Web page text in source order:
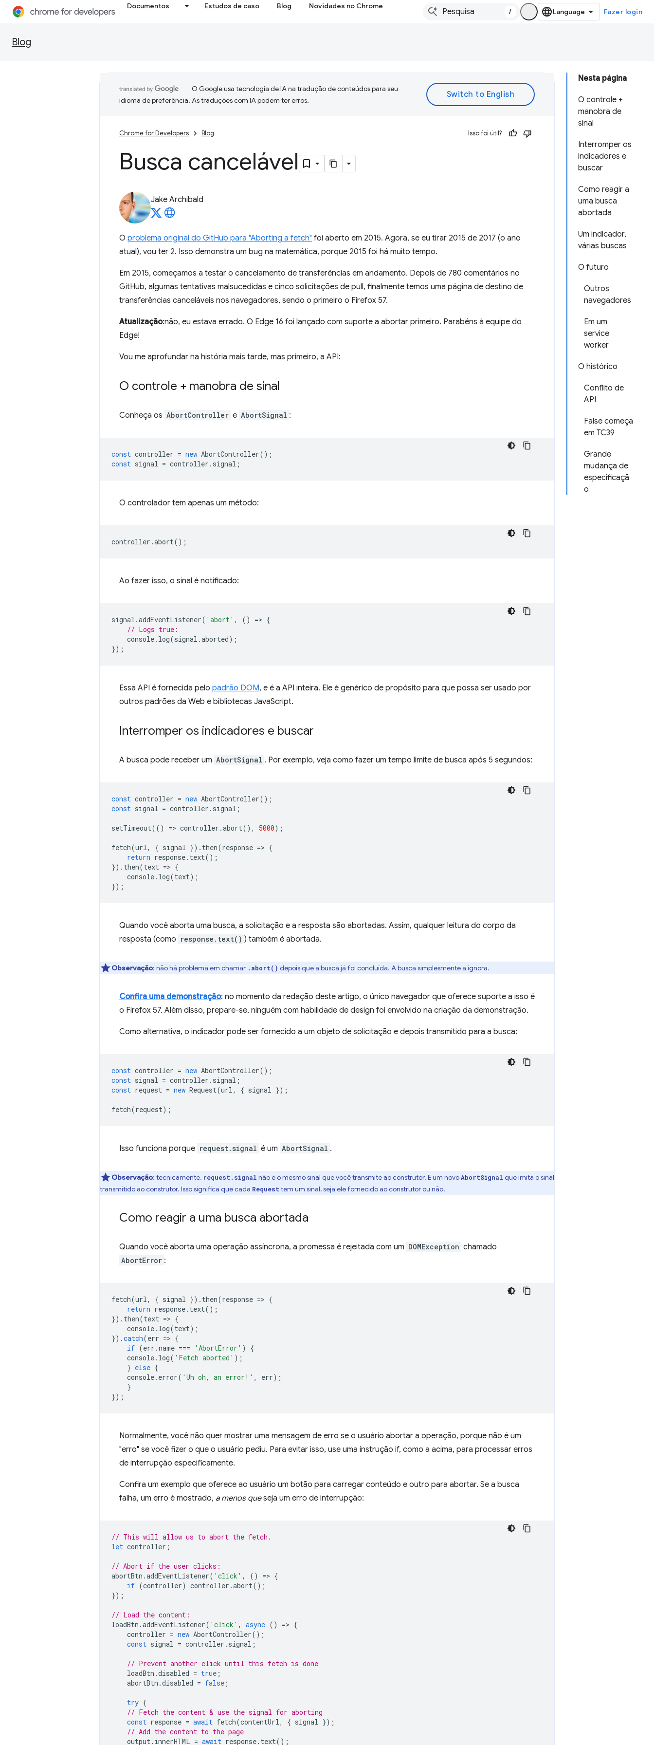
Documentos Estudos de caso Blog Novidades no Chrome
/ Fazer login
Blog
Nesta página
O controle +
manobra de
sinal
Interromper os
indicadores e
buscar
Como reagir a
uma busca
abortada
Um indicador,
várias buscas
O futuro
Outros
navegadores
Em um
service
worker
O histórico
Conflito de
API
False começa
em TC39
Grande
mudança de
especificaçã
o
O Google usa tecnologia de IA na tradução de conteúdos para seu
idioma de preferência. As traduções com IA podem ter erros.
Chrome for Developers Blog Isso foi útil?
Busca cancelável
Jake Archibald
O problema original do GitHub para "Aborting a fetch" foi aberto em 2015. Agora, se eu tirar 2015 de 2017 (o ano
atual), vou ter 2. Isso demonstra um bug na matemática, porque 2015 foi há muito tempo.
Em 2015, começamos a testar o cancelamento de transferências em andamento. Depois de 780 comentários no
GitHub, algumas tentativas malsucedidas e cinco solicitações de pull, finalmente temos uma página de destino de
transferências canceláveis nos navegadores, sendo o primeiro o Firefox 57.
Atualização:não, eu estava errado. O Edge 16 foi lançado com suporte a abortar primeiro. Parabéns à equipe do
Edge!
Vou me aprofundar na história mais tarde, mas primeiro, a API:
O controle + manobra de sinal
Conheça os AbortController e AbortSignal :
const controller = new AbortController();
const signal = controller . signal ;
O controlador tem apenas um método:
controller .abort();
Ao fazer isso, o sinal é notificado:
signal .addEventListener( 'abort' , () => {
// Logs true:
console. log(signal .aborted);
});
Essa API é fornecida pelo padrão DOM, e é a API inteira. Ele é genérico de propósito para que possa ser usado por
outros padrões da Web e bibliotecas JavaScript.
Interromper os indicadores e buscar
A busca pode receber um AbortSignal . Por exemplo, veja como fazer um tempo limite de busca após 5 segundos:
const controller = new AbortController();
const signal = controller . signal ;
setTimeout(() => controller .abort(), 5000);
fetch(url, { signal }). then(response => {
return response. text();
}). then(text => {
console. log(text);
});
Quando você aborta uma busca, a solicitação e a resposta são abortadas. Assim, qualquer leitura do corpo da
resposta (como response.text() ) também é abortada.
Observação: não há problema em chamar .abort() depois que a busca já foi concluída. A busca simplesmente a ignora.
Confira uma demonstração: no momento da redação deste artigo, o único navegador que oferece suporte a isso é
o Firefox 57. Além disso, prepare-se, ninguém com habilidade de design foi envolvido na criação da demonstração.
Como alternativa, o indicador pode ser fornecido a um objeto de solicitação e depois transmitido para a busca:
const controller = new AbortController();
const signal = controller . signal ;
const request = new Request(url, { signal });
fetch(request);
Isso funciona porque request.signal é um AbortSignal .
Observação: tecnicamente, request.signal não é o mesmo sinal que você transmite ao construtor. É um novoAbortSignal que imita o sinal
transmitido ao construtor. Isso significa que cada Request tem um sinal, seja ele fornecido ao construtor ou não.
Como reagir a uma busca abortada
Quando você aborta uma operação assíncrona, a promessa é rejeitada com um DOMException chamado
AbortError :
fetch(url, { signal }). then(response => {
return response. text();
}). then(text => {
console. log(text);
}).catch(err => {
if (err .name === 'AbortError' )
{
console. log( 'Fetch aborted' );
} else {
console. error( 'Uh oh, an error!' , err);
}
});
Normalmente, você não quer mostrar uma mensagem de erro se o usuário abortar a operação, porque não é um
"erro" se você fizer o que o usuário pediu. Para evitar isso, use uma instrução if, como a acima, para processar erros
de interrupção especificamente.
Confira um exemplo que oferece ao usuário um botão para carregar conteúdo e outro para abortar. Se a busca
falha, um erro é mostrado, a menos queseja um erro de interrupção:
// This will allow us to abort the fetch.
let controller ;
// Abort if the user clicks:
abortBtn .addEventListener( 'click' , () => {
if (controller) controller .abort();
});
// Load the content:
loadBtn .addEventListener( 'click' , async () => {
controller = new AbortController();
const signal = controller . signal ;
// Prevent another click until this fetch is done
loadBtn .disabled = true ;
abortBtn .disabled = false ;
try {
// Fetch the content & use the signal for aborting
const response = await fetch(contentUrl, { signal });
// Add the content to the page
output. innerHTML = await response. text();